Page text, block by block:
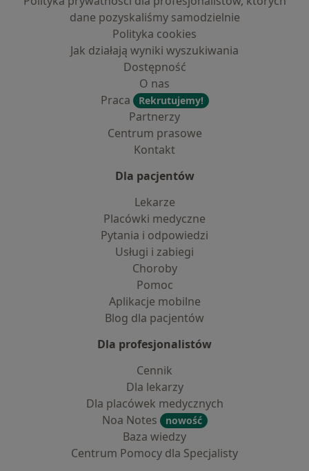
dane pozyskaliśmy samodzielnie
Polityka cookies
Jak działają wyniki wyszukiwania
Dostępność
O nas
Praca
Rekrutujemy!
Partnerzy
Centrum prasowe
Kontakt
Dla pacjentów
Lekarze
Placówki medyczne
Pytania i odpowiedzi
Usługi i zabiegi
Choroby
Pomoc
Aplikacje mobilne
Blog dla pacjentów
Dla profesjonalistów
Cennik
Dla lekarzy
Dla placówek medycznych
Noa Notes
nowość
Baza wiedzy
Centrum Pomocy dla Specjalisty